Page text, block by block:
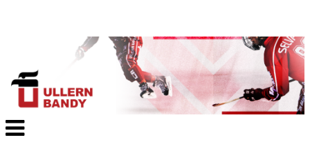
Veksle
navigasjon